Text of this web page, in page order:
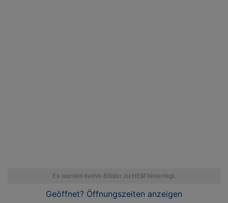
Geöffnet? Öffnungszeiten anzeigen